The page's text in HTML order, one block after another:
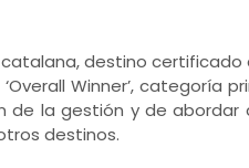
destino certificado
Winner’, categoría
de la gestión y de abordar
destinos.